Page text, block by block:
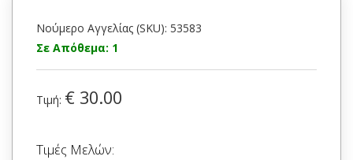
Νούμερο Αγγελίας (SKU): 53583
Σε Απόθεμα: 1
Τιμή: € 30.00
Τιμές Μελών: